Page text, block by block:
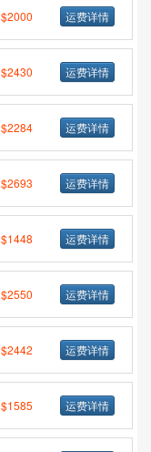
$2000 运费详情
$2430 运费详情
$2284 运费详情
$2693 运费详情
$1448 运费详情
$2550 运费详情
$2442 运费详情
$1585 运费详情